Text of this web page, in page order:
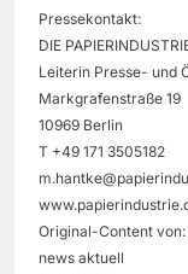
Pressekontakt:
DIE
Leiterin Presse- und
Markgrafenstraße 19
10969 Berlin
T +49 171 3505182
Original-Content von:
news aktuell